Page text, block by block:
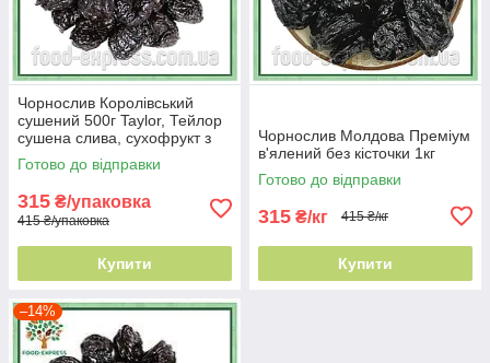
Чорнослив Королівський
сушений 500г Taylor, Тейлор
сушена слива, сухофрукт з
сливи без цукру
Готово до відправки
315 ₴/упаковка
415 ₴/упаковка
Купити
Чорнослив Молдова Преміум
в'ялений без кісточки 1кг
Готово до відправки
315 ₴/кг 415 ₴/кг
Купити
–14%